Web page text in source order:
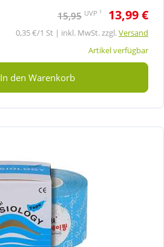
15,95 UVP 1 13,99 €
0,35 €/1 St | inkl. MwSt. zzgl.Versand
Artikel verfügbar
In den Warenkorb